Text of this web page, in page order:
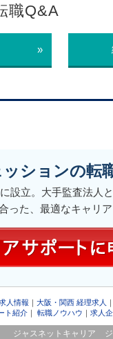
職Q&A
»
ションの転
設立。大手監査法人と
った、最適なキャリ
人情報 ｜ 大阪・関西 経理求人 ｜
ト紹介｜ 転職ノウハウ ｜ 求人
ジャスネットキャリア